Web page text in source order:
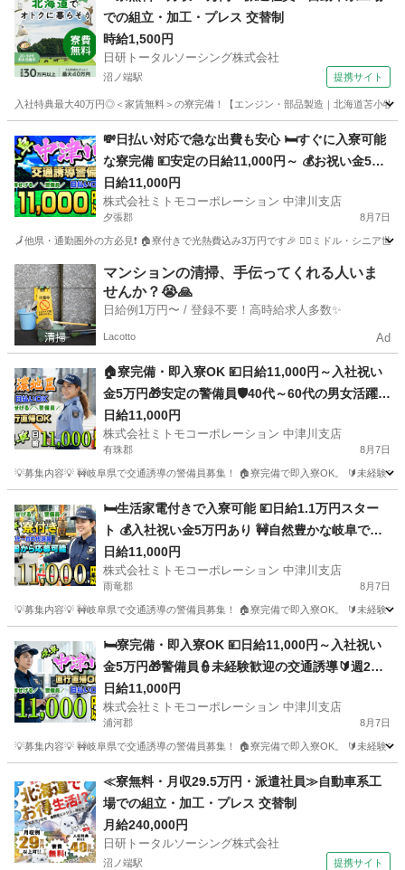
での組立・加工・プレス 交替制
時給1,500円
日研トータルソーシング株式会社
沼ノ端駅 提携サイト
入社特典最大40万円◎＜家賃無料＞の寮完備！【エンジン・部品製造｜北海道苫小牧
苫小牧市 沼ノ端駅 その他
💸日払い対応で急な出費も安心 🛏️すぐに入寮可能
な寮完備 💴安定の日給11,000円～ 💰お祝い金5万
円プレゼント 🚧岐阜県で交通誘導員募集 🚅地方か
らの乗り込み費用補助 🔰未経験でも安心の教育体
制 💻自宅から便利なWeb面接
日給11,000円
株式会社ミトモコーポレーション 中津川支店
夕張郡 8月7日
🗾他県・通勤圏外の方必見❗ 🏠寮付きで光熱費込み3万円です🎉 👮‍♂️ミドル・シニア世
北海道 夕張郡 警備員 給料
マンションの清掃、手伝ってくれる人いま
せんか？😭🙏
日給例1万円〜 / 登録不要！高時給求人多数✨
Lacotto Ad
🏠寮完備・即入寮OK 💴日給11,000円～入社祝い
金5万円🎁安定の警備員🛡️40代～60代の男女活躍中
👫体力的な負担少なめで長く続けられる交通誘導
🚧日払い対応あり💸遠方の方もWeb面接で気軽に
応募を📱
日給11,000円
株式会社ミトモコーポレーション 中津川支店
有珠郡 8月7日
💡募集内容💡 🚧岐阜県で交通誘導の警備員募集！ 🏠寮完備で即入寮OK。 🔰未経験
警備員 給料
🛏️生活家電付きで入寮可能 💴日給1.1万円スター
ト 💰入社祝い金5万円あり 🚧自然豊かな岐阜で交
通誘導 🚅赴任交通費補助で遠方も安心 🔰未経験か
らプロを目指せる 📱スマホで手軽にWeb面接 👫カ
ップルや夫婦での赴任歓迎
日給11,000円
株式会社ミトモコーポレーション 中津川支店
雨竜郡 8月7日
💡募集内容💡 🚧岐阜県で交通誘導の警備員募集！ 🏠寮完備で即入寮OK。 🔰未経験
警備員 給料
🛏️寮完備・即入寮OK 💴日給11,000円～入社祝い
金5万円🎁警備員👮未経験歓迎の交通誘導🔰週2日
～勤務可能でプライベートも充実📅寮付きだから
遠方の方も安心🏠Web面接対応でスグに面接設定
できます🚀
日給11,000円
株式会社ミトモコーポレーション 中津川支店
浦河郡 8月7日
💡募集内容💡 🚧岐阜県で交通誘導の警備員募集！ 🏠寮完備で即入寮OK。 🔰未経験
警備員 給料
≪寮無料・月収29.5万円・派遣社員≫自動車系工
場での組立・加工・プレス 交替制
月給240,000円
日研トータルソーシング株式会社
沼ノ端駅 提携サイト